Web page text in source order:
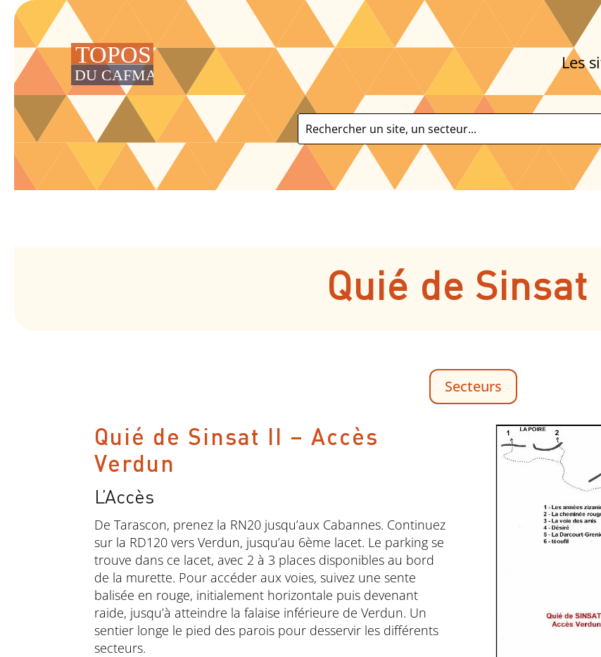
Les
Quié de Sinsat
Secteurs
Quié de Sinsat II – Accès
Verdun
L’Accès
De Tarascon, prenez la RN20 jusqu’aux Cabannes. Continuez
sur la RD120 vers Verdun, jusqu’au 6ème lacet. Le parking se
trouve dans ce lacet, avec 2 à 3 places disponibles au bord
de la murette. Pour accéder aux voies, suivez une sente
balisée en rouge, initialement horizontale puis devenant
raide, jusqu’à atteindre la falaise inférieure de Verdun. Un
sentier longe le pied des parois pour desservir les différents
secteurs.